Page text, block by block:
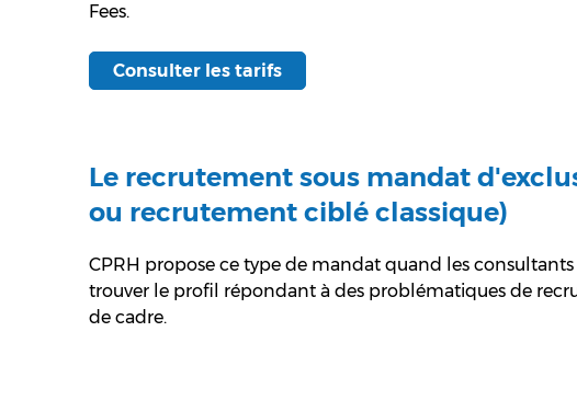
Fees.
Consulter les tarifs
Le recrutement sous mandat
ou recrutement ciblé classique)
CPRH propose ce type de mandat quand les
trouver le profil répondant à des problématiques de
de cadre.